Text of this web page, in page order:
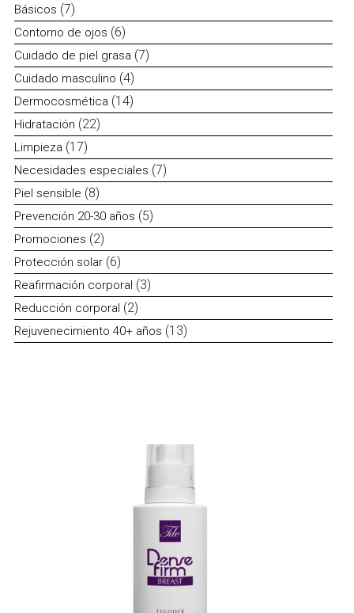
Básicos 77
productos
Contorno de ojos 66
productos
Cuidado de piel grasa 77
Cuidado masculino 44
productos
Dermocosmética 1414
Hidratación 2222
Limpieza 1717
productos
Necesidades especiales 77
Piel sensible 88
productos
Prevención 20-30 años 55
Promociones 22
productos
Protección solar 66
productos
Reafirmación corporal 33
Reducción corporal 22
productos
Rejuvenecimiento 40+ años 1313